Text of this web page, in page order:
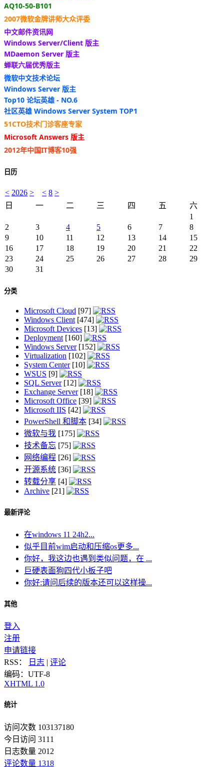
AQ10-50-B101
2007微软金牌讲师大众评委
中文邮件资讯网
Windows Server/Client 版主
MDaemon Server 版主
蝉联六届优秀版主
微软中文技术论坛
Windows Server 版主
Top10 论坛英雄 - NO.6
社区英雄 Windows Server System TOP1
51CTO技术门诊客座专家
Microsoft Answers 版主
2012年中国IT博客10强
日历
< 2026 > < 8 >
日
一 二 三 四 五
六
1
2
3 4 5 6 7
8
9
10 11 12 13 14
15
16
17 18 19 20 21
22
23
24 25 26 27 28
29
30
31
分类
Microsoft Cloud [97]
Windows Client[474]
Microsoft Devices [13]
Deployment[160]
Windows Server[152]
Virtualization [102]
System Center[10]
WSUS [9]
SQL Server[12]
Exchange Server[18]
Microsoft Office [39]
Microsoft IIS [42]
PowerShell 和脚本 [34]
微软与我 [175]
技术备忘 [75]
网络编程 [26]
开源系统 [36]
转载分享 [4]
Archive [21]
最新评论
在windows 11 24h2...
似乎目前wim启动和压缩os更多...
你好，我这边也遇到类似问题，在 ...
巨硬表面狗四代小板子吧
你好:请问后续的版本还可以这样操...
其他
登入
注册
申请链接
RSS：
日志 | 评论
编码：UTF-8
XHTML 1.0
统计
访问次数 103137180
今日访问 3111
日志数量 2012
评论数量 1318